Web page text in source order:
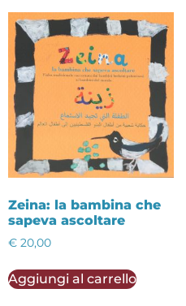
Zeina: la bambina che
sapeva ascoltare
€ 20,00
Aggiungi al carrello